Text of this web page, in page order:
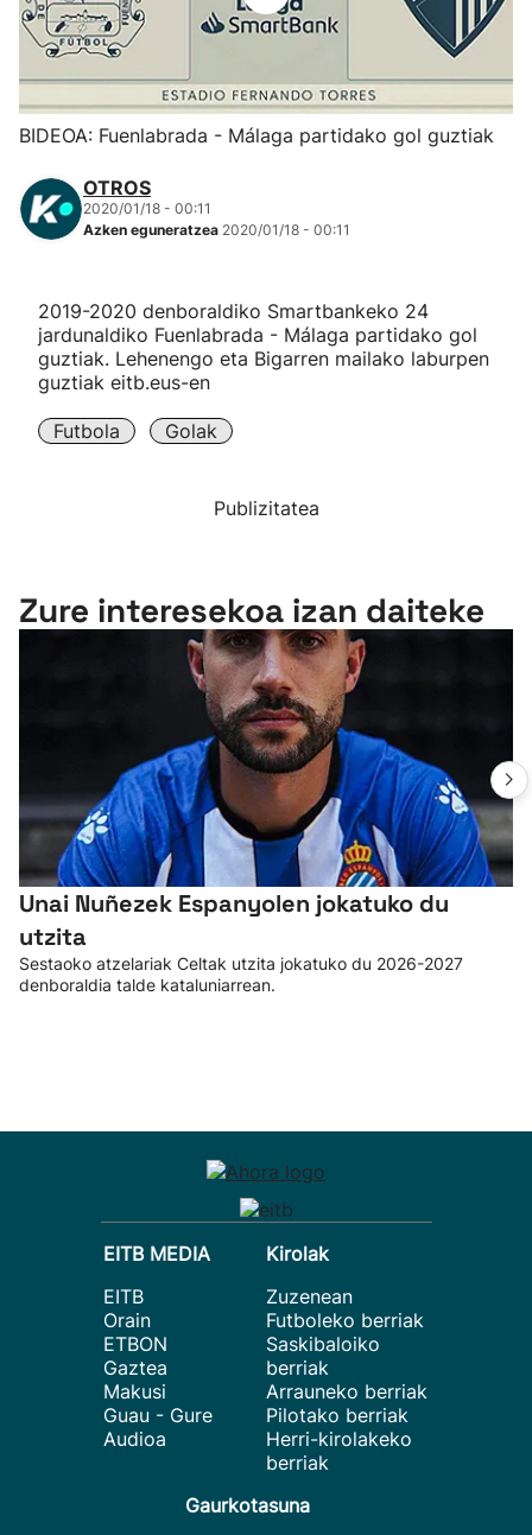
Herri-kirolak
Eskubaloia
Atletismoa
Mendi-lasterketak
Kirol gehiago
"Helmuga"
BIDEOA: Fuenlabrada - Málaga partidako gol guztiak
OTROS
2020/01/18 - 00:11
Azken eguneratzea 2020/01/18 - 00:11
2019-2020 denboraldiko Smartbankeko 24
jardunaldiko Fuenlabrada - Málaga partidako gol
guztiak. Lehenengo eta Bigarren mailako laburpen
guztiak eitb.eus-en
Futbola Golak
Publizitatea
Zure interesekoa izan daiteke
Unai Nuñezek Espanyolen jokatuko du
utzita
Sestaoko atzelariak Celtak utzita jokatuko du 2026-2027
denboraldia talde kataluniarrean.
EITB MEDIA
EITB
Orain
ETBON
Gaztea
Makusi
Guau - Gure
Audioa
Kirolak
Zuzenean
Futboleko berriak
Saskibaloiko
berriak
Arrauneko berriak
Pilotako berriak
Herri-kirolakeko
berriak
Gaurkotasuna